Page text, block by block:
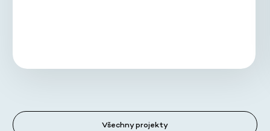
Všechny projekty